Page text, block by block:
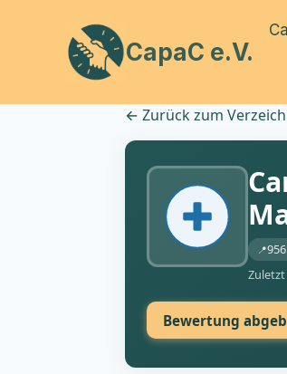
CapaC e.V.
← Zurück zum
Zuletzt
Bewertung